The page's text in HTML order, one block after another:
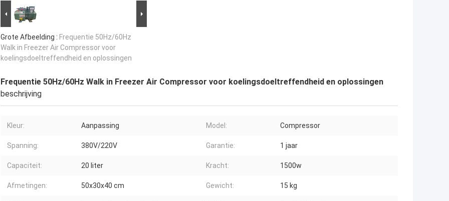
Grote Afbeelding : Frequentie 50Hz/60Hz
Walk in Freezer Air Compressor voor
koelingsdoeltreffendheid en oplossingen
Frequentie 50Hz/60Hz Walk in Freezer Air Compressor voor koelingsdoeltreffendheid en oplossingen
beschrijving
Kleur: Aanpassing Model: Compressor
Spanning: 380V/220V Garantie: 1 jaar
Capaciteit: 20 liter Kracht: 1500w
Afmetingen: 50x30x40 cm Gewicht: 15 kg